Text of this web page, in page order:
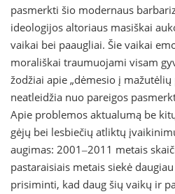
pasmerkti šio modernaus
ideologijos altoriaus masiškai
vaikai bei paaugliai. Šie vaikai
morališkai traumuojami visam
žodžiai apie „dėmesio į
neatleidžia nuo pareigos
Apie problemos aktualumą be
gėjų bei lesbiečių atliktų
augimas: 2001‒2011 metais
pastaraisiais metais siekė
prisiminti, kad daug šių vaikų ir